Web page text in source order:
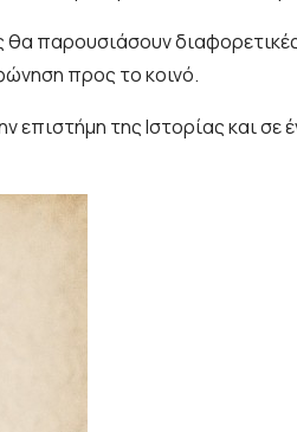
θα παρουσιάσουν
προς το κοινό.
επιστήμη της Ιστορίας και